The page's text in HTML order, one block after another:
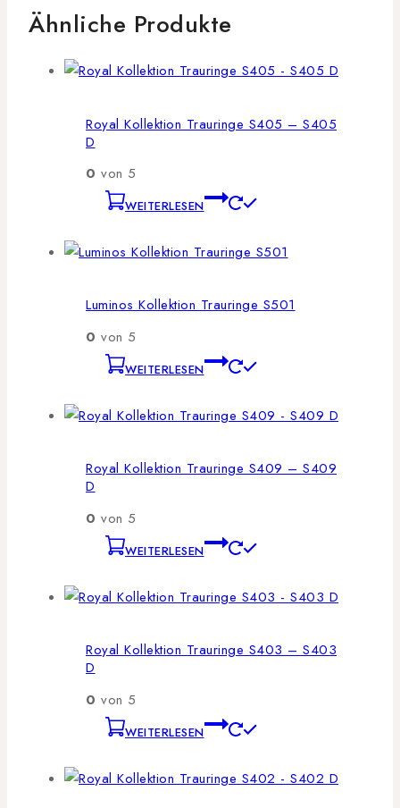
Ähnliche Produkte
Royal Kollektion Trauringe S405 – S405
D
0 von 5
WEITERLESEN
Luminos Kollektion Trauringe S501
0 von 5
WEITERLESEN
Royal Kollektion Trauringe S409 – S409
D
0 von 5
WEITERLESEN
Royal Kollektion Trauringe S403 – S403
D
0 von 5
WEITERLESEN